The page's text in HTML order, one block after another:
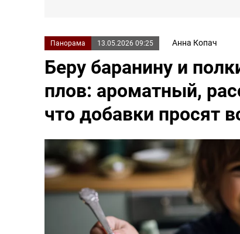
Панорама 13.05.2026 09:25 Анна Копач
Беру баранину и
плов: ароматный,
что добавки просят